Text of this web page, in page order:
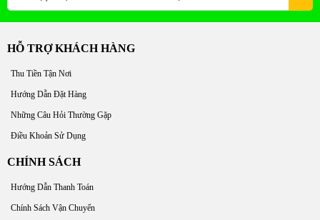
HỖ TRỢ KHÁCH HÀNG
Thu Tiền Tận Nơi
Hướng Dẫn Đặt Hàng
Những Câu Hỏi Thường Gặp
Điều Khoản Sử Dụng
CHÍNH SÁCH
Hướng Dẫn Thanh Toán
Chính Sách Vận Chuyển